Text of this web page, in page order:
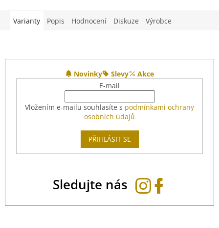
Varianty Popis Hodnocení Diskuze Výrobce
Novinky Slevy
Akce
E-mail
Vložením e-mailu souhlasíte s podmínkami ochrany
osobních údajů
PŘIHLÁSIT SE
Sledujte nás